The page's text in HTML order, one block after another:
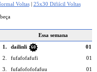
Voltas| 25x30 Difiícil Voltas
Essa semana
1.
dailinli 60
2.
fufafofafufi
3.
fufafofofofafuu